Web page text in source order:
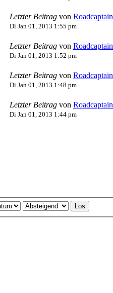
Letzter Beitrag von Roadcaptain
Di Jan 01, 2013 1:55 pm
Letzter Beitrag von Roadcaptain
Di Jan 01, 2013 1:52 pm
Letzter Beitrag von Roadcaptain
Di Jan 01, 2013 1:48 pm
Letzter Beitrag von Roadcaptain
Di Jan 01, 2013 1:44 pm